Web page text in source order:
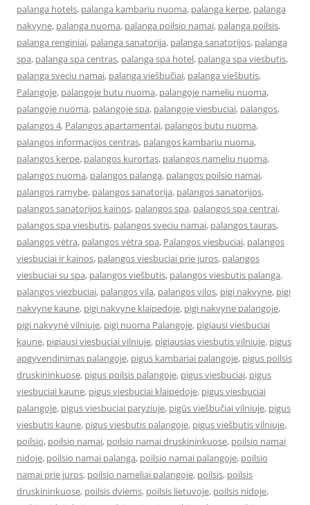
palanga hotels, palanga kambariu nuoma, palanga kerpe, palanga
nakvyne, palanga nuoma, palanga poilsio namai, palanga poilsis,
palanga renginiai, palanga sanatorija, palanga sanatorijos, palanga
spa, palanga spa centras, palanga spa hotel, palanga spa viesbutis,
palanga sveciu namai, palanga viešbučiai, palanga viešbutis,
Palangoje, palangoje butu nuoma, palangoje nameliu nuoma,
palangoje nuoma, palangoje spa, palangoje viesbuciai, palangos,
palangos 4, Palangos apartamentai, palangos butu nuoma,
palangos informacijos centras, palangos kambariu nuoma,
palangos kerpe, palangos kurortas, palangos nameliu nuoma,
palangos nuoma, palangos palanga, palangos poilsio namai,
palangos ramybe, palangos sanatorija, palangos sanatorijos,
palangos sanatorijos kainos, palangos spa, palangos spa centrai,
palangos spa viesbutis, palangos sveciu namai, palangos tauras,
palangos vėtra, palangos vėtra spa, Palangos viesbuciai, palangos
viesbuciai ir kainos, palangos viesbuciai prie juros, palangos
viesbuciai su spa, palangos viešbutis, palangos viesbutis palanga,
palangos viezbuciai, palangos vila, palangos vilos, pigi nakvyne, pigi
nakvyne kaune, pigi nakvyne klaipedoje, pigi nakvyne palangoje,
pigi nakvynė vilniuje, pigi nuoma Palangoje, pigiausi viesbuciai
kaune, pigiausi viesbuciai vilniuje, pigiausias viesbutis vilniuje, pigus
apgyvendinimas palangoje, pigus kambariai palangoje, pigus poilsis
druskininkuose, pigus poilsis palangoje, pigus viesbuciai, pigus
viesbuciai kaune, pigus viesbuciai klaipedoje, pigus viesbuciai
palangoje, pigus viesbuciai paryziuje, pigūs viešbučiai vilniuje, pigus
viesbutis kaune, pigus viesbutis palangoje, pigus viešbutis vilniuje,
poilsio, poilsio namai, poilsio namai druskininkuose, poilsio namai
nidoje, poilsio namai palanga, poilsio namai palangoje, poilsio
namai prie juros, poilsio nameliai palangoje, poilsis, poilsis
druskininkuose, poilsis dviems, poilsis lietuvoje, poilsis nidoje,